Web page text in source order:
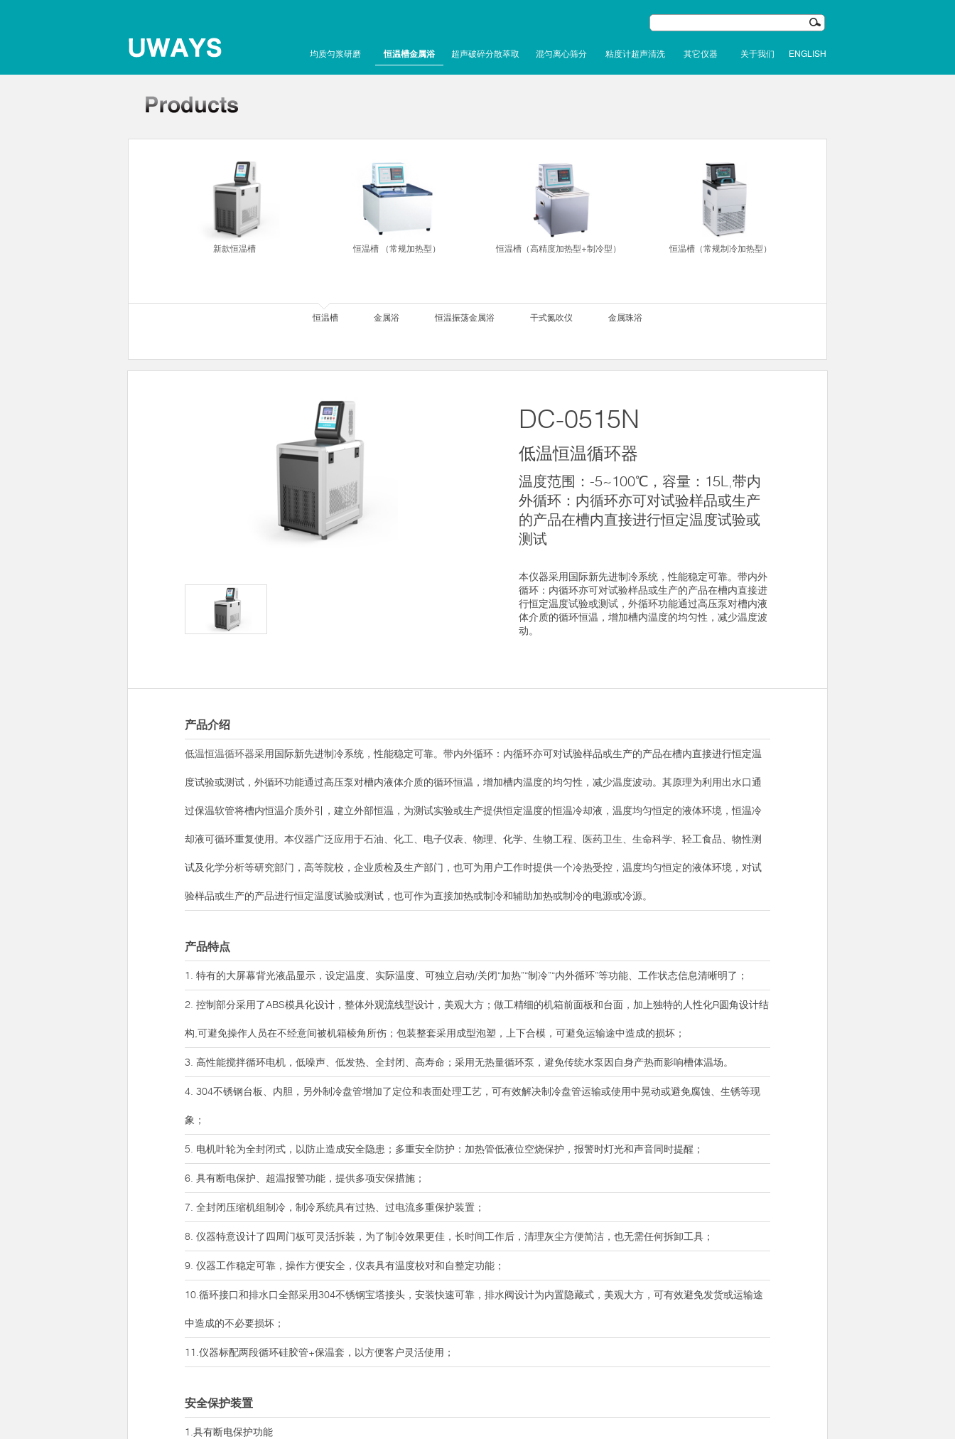
均质匀浆研磨 恒温槽金属浴 超声破碎分散萃取 混匀离心筛分 粘度计超声清洗 其它仪器 关于我们 ENGLISH
新款恒温槽 恒温槽 （常规加热型） 恒温槽（高精度加热型+制冷型） 恒温槽（常规制冷加热型）
恒温槽 金属浴 恒温振荡金属浴 干式氮吹仪 金属珠浴
DC-0515N
低温恒温循环器
温度范围：-5~100℃，容量：15L,带内
外循环：内循环亦可对试验样品或生产
的产品在槽内直接进行恒定温度试验或
测试
本仪器采用国际新先进制冷系统，性能稳定可靠。带内外
循环：内循环亦可对试验样品或生产的产品在槽内直接进
行恒定温度试验或测试，外循环功能通过高压泵对槽内液
体介质的循环恒温，增加槽内温度的均匀性，减少温度波
动。
产品介绍
低温恒温循环器采用国际新先进制冷系统，性能稳定可靠。带内外循环：内循环亦可对试验样品或生产的产品在槽内直接进行恒定温
度试验或测试，外循环功能通过高压泵对槽内液体介质的循环恒温，增加槽内温度的均匀性，减少温度波动。其原理为利用出水口通
过保温软管将槽内恒温介质外引，建立外部恒温，为测试实验或生产提供恒定温度的恒温冷却液，温度均匀恒定的液体环境，恒温冷
却液可循环重复使用。本仪器广泛应用于石油、化工、电子仪表、物理、化学、生物工程、医药卫生、生命科学、轻工食品、物性测
试及化学分析等研究部门，高等院校，企业质检及生产部门，也可为用户工作时提供一个冷热受控，温度均匀恒定的液体环境，对试
验样品或生产的产品进行恒定温度试验或测试，也可作为直接加热或制冷和辅助加热或制冷的电源或冷源。
产品特点
1. 特有的大屏幕背光液晶显示，设定温度、实际温度、可独立启动/关闭“加热”“制冷”“内外循环”等功能、工作状态信息清晰明了；
2. 控制部分采用了ABS模具化设计，整体外观流线型设计，美观大方；做工精细的机箱前面板和台面，加上独特的人性化R圆角设计结
构,可避免操作人员在不经意间被机箱棱角所伤；包装整套采用成型泡塑，上下合模，可避免运输途中造成的损坏；
3. 高性能搅拌循环电机，低噪声、低发热、全封闭、高寿命；采用无热量循环泵，避免传统水泵因自身产热而影响槽体温场。
4. 304不锈钢台板、内胆，另外制冷盘管增加了定位和表面处理工艺，可有效解决制冷盘管运输或使用中晃动或避免腐蚀、生锈等现
象；
5. 电机叶轮为全封闭式，以防止造成安全隐患；多重安全防护：加热管低液位空烧保护，报警时灯光和声音同时提醒；
6. 具有断电保护、超温报警功能，提供多项安保措施；
7. 全封闭压缩机组制冷，制冷系统具有过热、过电流多重保护装置；
8. 仪器特意设计了四周门板可灵活拆装，为了制冷效果更佳，长时间工作后，清理灰尘方便简洁，也无需任何拆卸工具；
9. 仪器工作稳定可靠，操作方便安全，仪表具有温度校对和自整定功能；
10.循环接口和排水口全部采用304不锈钢宝塔接头，安装快速可靠，排水阀设计为内置隐藏式，美观大方，可有效避免发货或运输途
中造成的不必要损坏；
11.仪器标配两段循环硅胶管+保温套，以方便客户灵活使用；
安全保护装置
1.具有断电保护功能